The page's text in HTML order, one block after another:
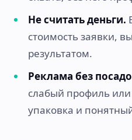
Не считать деньги.
стоимость заявки,
результатом.
Реклама без
слабый профиль
упаковка и